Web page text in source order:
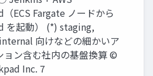
ECS Fargate ノードから
を起動） (*) staging,
向けなどの細かいア
ョン含む社内の基盤換算 ©
Inc. 7